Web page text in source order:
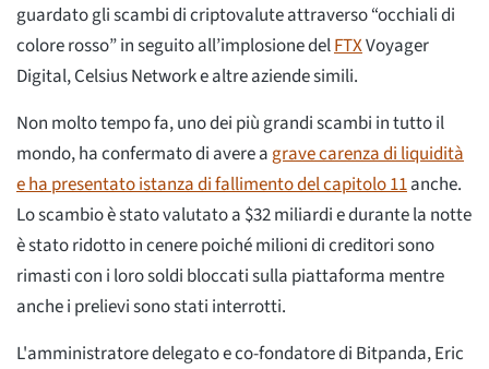
guardato gli scambi di criptovalute attraverso “occhiali di
colore rosso” in seguito all’implosione delFTXVoyager
Digital, Celsius Network e altre aziende simili.
Non molto tempo fa, uno dei più grandi scambi in tutto il
mondo, ha confermato di avere agrave carenza di liquidità
e ha presentato istanza di fallimento del capitolo 11anche.
Lo scambio è stato valutato a $32 miliardi e durante la notte
è stato ridotto in cenere poiché milioni di creditori sono
rimasti con i loro soldi bloccati sulla piattaforma mentre
anche i prelievi sono stati interrotti.
L'amministratore delegato e co-fondatore di Bitpanda, Eric